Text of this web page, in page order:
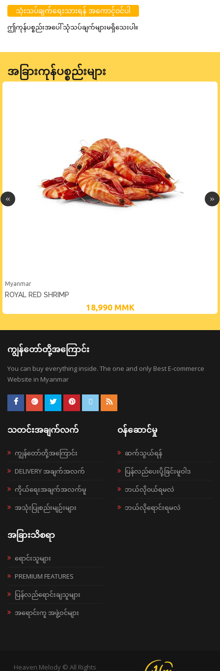
သုံးသပ်ချက်ရေးသားရန် အကောင့်ဝင်ပါ
ဤကုန်ပစ္စည်းအပေါ် သုံသပ်ချက်များမရှိသေးပါ။
အခြားကုန်ပစ္စည်းများ
Myanmar
ROYAL RED SHRIMP
18,990 MMK
ကျွန်တော်တို့အကြောင်း
You can buy everything inside. The one and only Best E-commerce
Website in Myanmar
သတင်းအချက်လက်
ကျွန်တော်တို့အကြောင်း
DELIVERY အချက်အလက်
ကိုယ်ရေးအချက်အလက်မူ
အသုံးပြုစည်းမျဉ်းများ
ဝန်ဆောင်မှု
ဆက်သွယ်ရန်
ပြန်လည်ပေးပို့ခြင်းမူဝါဒ
ဘယ်လို၀ယ်ရမလဲ
ဘယ်လိုရောင်းရမလဲ
အခြားသိစရာ
ရောင်းသူများ
PREMIUM FEATURES
ပြန်လည်ရောင်းချသူများ
အရောင်းကူ အဖွဲ့ဝင်များ
Heaven Melody © All Rights